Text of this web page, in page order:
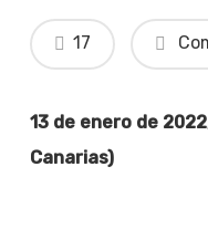
17
13 de enero de
Canarias)